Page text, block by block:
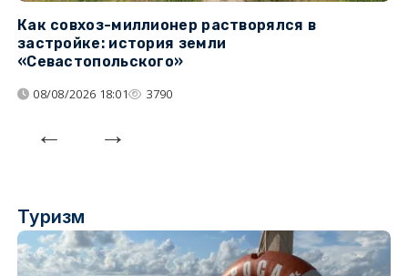
Как совхоз-миллионер растворялся в
застройке: история земли
«Севастопольского»
08/08/2026 18:01 3790
Туризм